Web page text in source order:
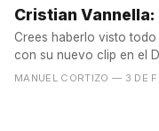
Cristian Vannella:
Crees haberlo visto todo
con su nuevo clip en el
MANUEL CORTIZO — 3 DE